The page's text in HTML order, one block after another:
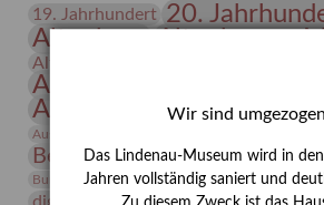
Vincent
19. Jahrhundert 20.
Altenburg Altenburger
Altenburger Praxisjahr
Antike
Ausstellung
Ausstellung "Berliner
Ausstellung „Vier Winde“
Bernhard August von
Burg Posterstein Conrad Felixmüller
Wir sind
Das Lindenau-Museum wird in
Jahren vollständig saniert und